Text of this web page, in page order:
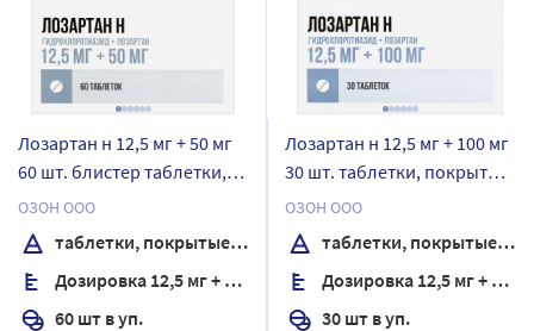
Лозартан н 12,5 мг + 50 мг
60 шт. блистер таблетки,
покрытые пленочной
оболочкой
ОЗОН ООО
таблетки, покрытые пленочной оболочкой
Дозировка 12,5 мг + 50 мг
60 шт в уп.
Лозартан н 12,5 мг + 100 мг
30 шт. таблетки, покрытые
пленочной оболочкой
ОЗОН ООО
таблетки, покрытые пленочной оболочкой
Дозировка 12,5 мг + 100 мг
30 шт в уп.